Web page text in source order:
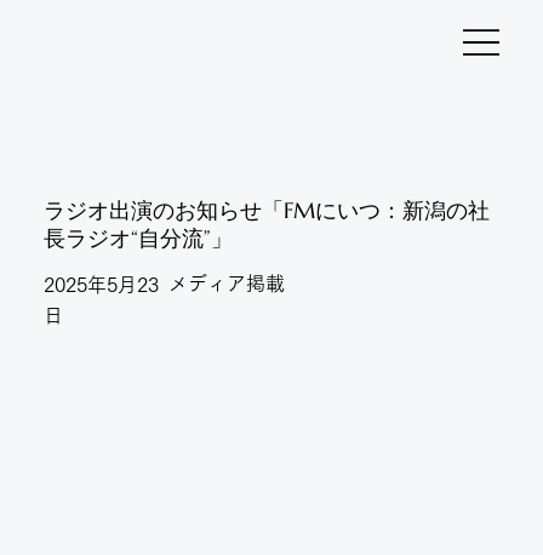
ラジオ出演のお知らせ「FMにいつ：新潟の社
長ラジオ“自分流”」
2025年5月23
日
メディア掲載